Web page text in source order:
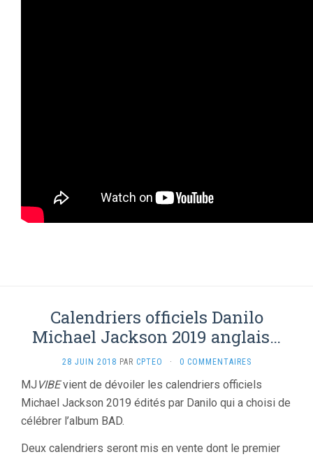
Calendriers officiels Danilo
Michael Jackson 2019 anglais…
28 JUIN 2018 PAR CPTEO · 0 COMMENTAIRES
MJ VIBEvient de dévoiler les calendriers officiels
Michael Jackson 2019 édités par Danilo qui a choisi de
célébrer l’album BAD.
Deux calendriers seront mis en vente dont le premier